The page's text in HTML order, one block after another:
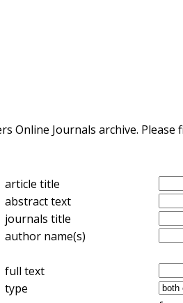
Online Journals archive.
article title
abstract text
journals title
author name(s)
full text
type